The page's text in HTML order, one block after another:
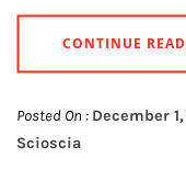
CONTINUE
Posted On : December
Scioscia